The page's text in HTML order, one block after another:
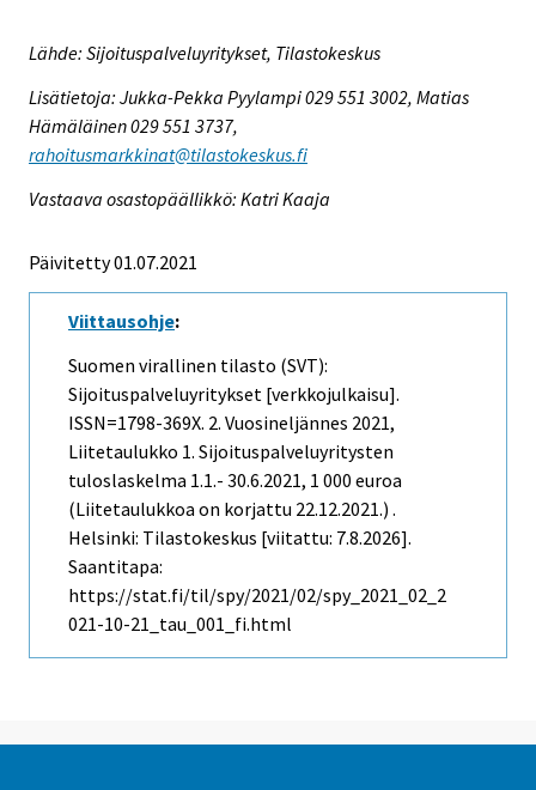
Lähde: Sijoituspalveluyritykset, Tilastokeskus
Lisätietoja: Jukka-Pekka Pyylampi 029 551 3002, Matias
Hämäläinen 029 551 3737,
rahoitusmarkkinat@tilastokeskus.fi
Vastaava osastopäällikkö: Katri Kaaja
Päivitetty 01.07.2021
Viittausohje:
Suomen virallinen tilasto (SVT):
Sijoituspalveluyritykset [verkkojulkaisu].
ISSN=1798-369X. 2. Vuosineljännes 2021,
Liitetaulukko 1. Sijoituspalveluyritysten
tuloslaskelma 1.1.- 30.6.2021, 1 000 euroa
(Liitetaulukkoa on korjattu 22.12.2021.) .
Helsinki: Tilastokeskus [viitattu: 7.8.2026].
Saantitapa:
https://stat.fi/til/spy/2021/02/spy_2021_02_2
021-10-21_tau_001_fi.html